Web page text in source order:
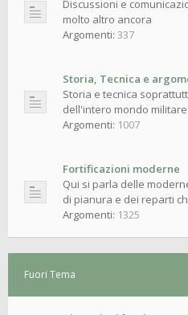
Discussioni e
molto altro ancora
Argomenti: 337
Storia, Tecnica e
Storia e tecnica
dell'intero mondo militare
Argomenti: 1007
Fortificazioni moderne
Qui si parla delle
di pianura e dei reparti
Argomenti: 1325
Fuori Tema